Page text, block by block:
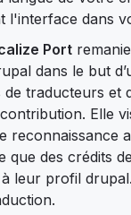
l'interface dans
Port
dans le but
traducteurs et
Elle
reconnaissance
que des crédits
à leur profil